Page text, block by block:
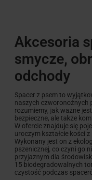
Akcesoria
smycze,
odchody
Spacer z psem to
naszych czworonożnych
rozumiemy, jak ważne
bezpieczne, ale także
W ofercie znajduje się
uroczym kształcie kości
Wykonany jest on z
pszenicznej, co czyni go
przyjaznym dla
15 biodegradowalnych
czystość podczas